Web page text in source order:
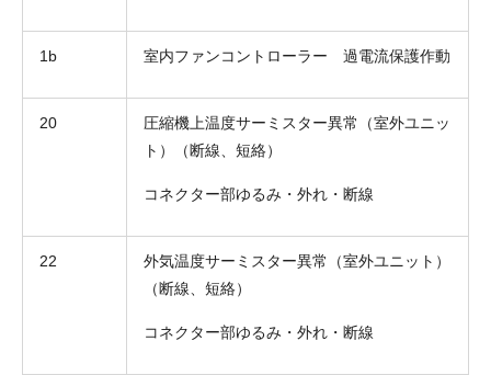
1b 室内ファンコントローラー 過電流保護作動
20
圧縮機上温度サーミスター異常（室外ユニッ
ト）（断線、短絡）
コネクター部ゆるみ・外れ・断線
22
外気温度サーミスター異常（室外ユニット）
（断線、短絡）
コネクター部ゆるみ・外れ・断線
メールアドレス